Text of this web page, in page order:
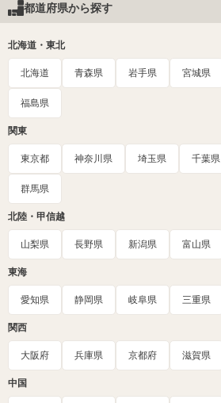
都道府県から探す
北海道・東北
北海道 青森県 岩手県 宮城県
福島県
関東
東京都 神奈川県 埼玉県 千葉県
群馬県
北陸・甲信越
山梨県 長野県 新潟県 富山県
東海
愛知県 静岡県 岐阜県 三重県
関西
大阪府 兵庫県 京都府 滋賀県
中国